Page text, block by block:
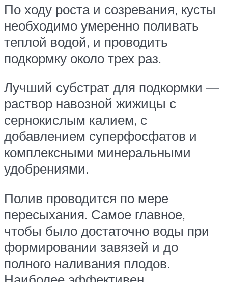
По ходу роста и созревания, кусты
необходимо умеренно поливать
теплой водой, и проводить
подкормку около трех раз.
Лучший субстрат для подкормки —
раствор навозной жижицы с
сернокислым калием, с
добавлением суперфосфатов и
комплексными минеральными
удобрениями.
Полив проводится по мере
пересыхания. Самое главное,
чтобы было достаточно воды при
формировании завязей и до
полного наливания плодов.